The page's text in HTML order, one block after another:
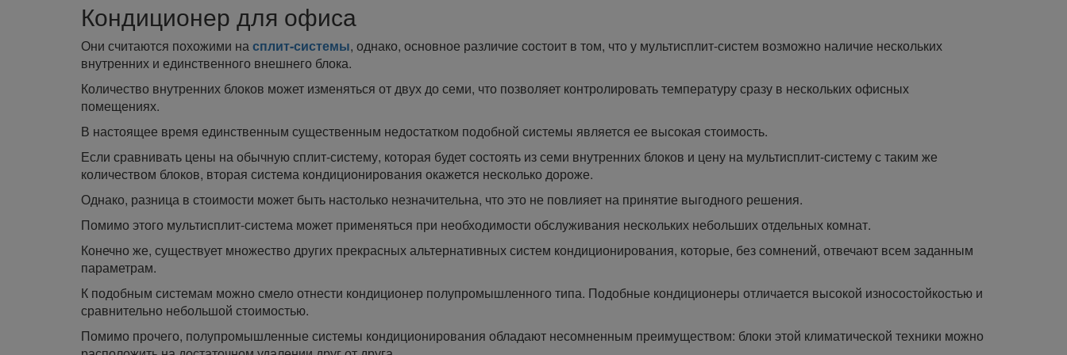
Кондиционер для офиса
Они считаются похожими насплит-системы, однако, основное различие состоит в том, что у мультисплит-систем возможно наличие нескольких
внутренних и единственного внешнего блока.
Количество внутренних блоков может изменяться от двух до семи, что позволяет контролировать температуру сразу в нескольких офисных
помещениях.
В настоящее время единственным существенным недостатком подобной системы является ее высокая стоимость.
Если сравнивать цены на обычную сплит-систему, которая будет состоять из семи внутренних блоков и цену на мультисплит-систему с таким же
количеством блоков, вторая система кондиционирования окажется несколько дороже.
Однако, разница в стоимости может быть настолько незначительна, что это не повлияет на принятие выгодного решения.
Помимо этого мультисплит-система может применяться при необходимости обслуживания нескольких небольших отдельных комнат.
Конечно же, существует множество других прекрасных альтернативных систем кондиционирования, которые, без сомнений, отвечают всем заданным
параметрам.
К подобным системам можно смело отнести кондиционер полупромышленного типа. Подобные кондиционеры отличается высокой износостойкостью и
сравнительно небольшой стоимостью.
Помимо прочего, полупромышленные системы кондиционирования обладают несомненным преимуществом: блоки этой климатической техники можно